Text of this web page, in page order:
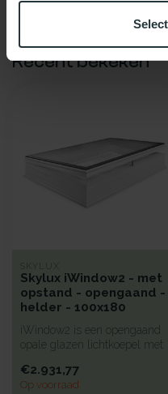
Recent bekeken
SKYLUX
Skylux iWindow2 - met
opstand - opengaand -
helder - 100x180
iWindow2 is een opengaand
opale glazen lichtkoepel met
€2.931,77
Op voorraad